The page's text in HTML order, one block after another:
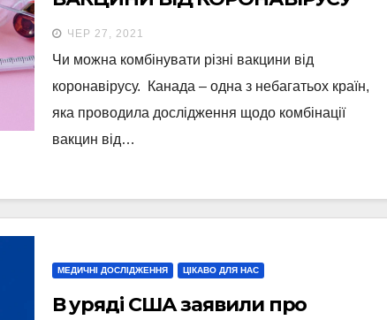
МОЖНА КОМБІНУВАТИ?
ЧЕР 27, 2021
Чи можна комбінувати різні вакцини від
коронавірусу. Канада – одна з небагатьох країн,
яка проводила дослідження щодо комбінації
вакцин від…
МЕДИЧНІ ДОСЛІДЖЕННЯ ЦІКАВО ДЛЯ НАС
В уряді США заявили про